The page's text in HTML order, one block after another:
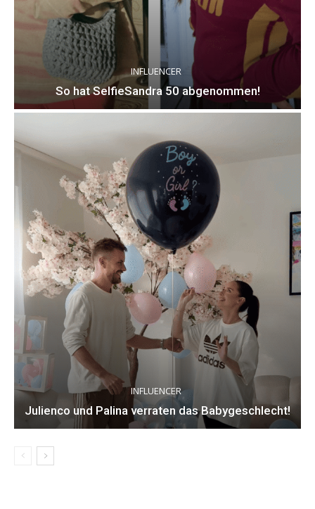
INFLUENCER
So hat SelfieSandra 50 abgenommen!
INFLUENCER
Julienco und Palina verraten das Babygeschlecht!